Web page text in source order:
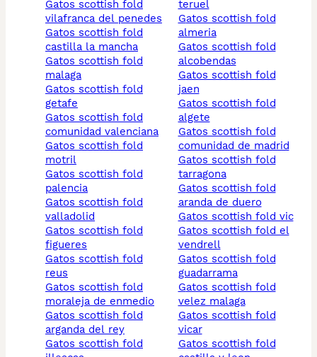
gatos scottish fold
vilafranca del penedes
gatos scottish fold
castilla la mancha
gatos scottish fold
malaga
gatos scottish fold
getafe
gatos scottish fold
comunidad valenciana
gatos scottish fold
motril
gatos scottish fold
palencia
gatos scottish fold
valladolid
gatos scottish fold
figueres
gatos scottish fold
reus
gatos scottish fold
moraleja de enmedio
gatos scottish fold
arganda del rey
gatos scottish fold
teruel
gatos scottish fold
almeria
gatos scottish fold
alcobendas
gatos scottish fold
jaen
gatos scottish fold
algete
gatos scottish fold
comunidad de madrid
gatos scottish fold
tarragona
gatos scottish fold
aranda de duero
gatos scottish fold vic
gatos scottish fold el
vendrell
gatos scottish fold
guadarrama
gatos scottish fold
velez malaga
gatos scottish fold
vicar
gatos scottish fold